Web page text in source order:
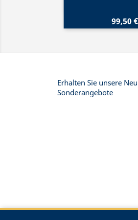
99,50 €
Erhalten Sie unsere
Sonderangebote